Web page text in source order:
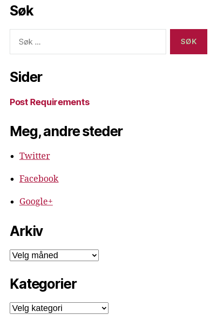
Søk
etter:
Sider
Post Requirements
Meg, andre steder
Twitter
Facebook
Google+
Arkiv
Arkiv
Kategorier
Kategorier